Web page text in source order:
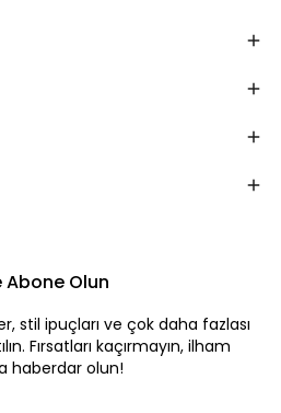
Olun
stil ipuçları ve çok daha fazlası
Fırsatları kaçırmayın, ilham
haberdar olun!